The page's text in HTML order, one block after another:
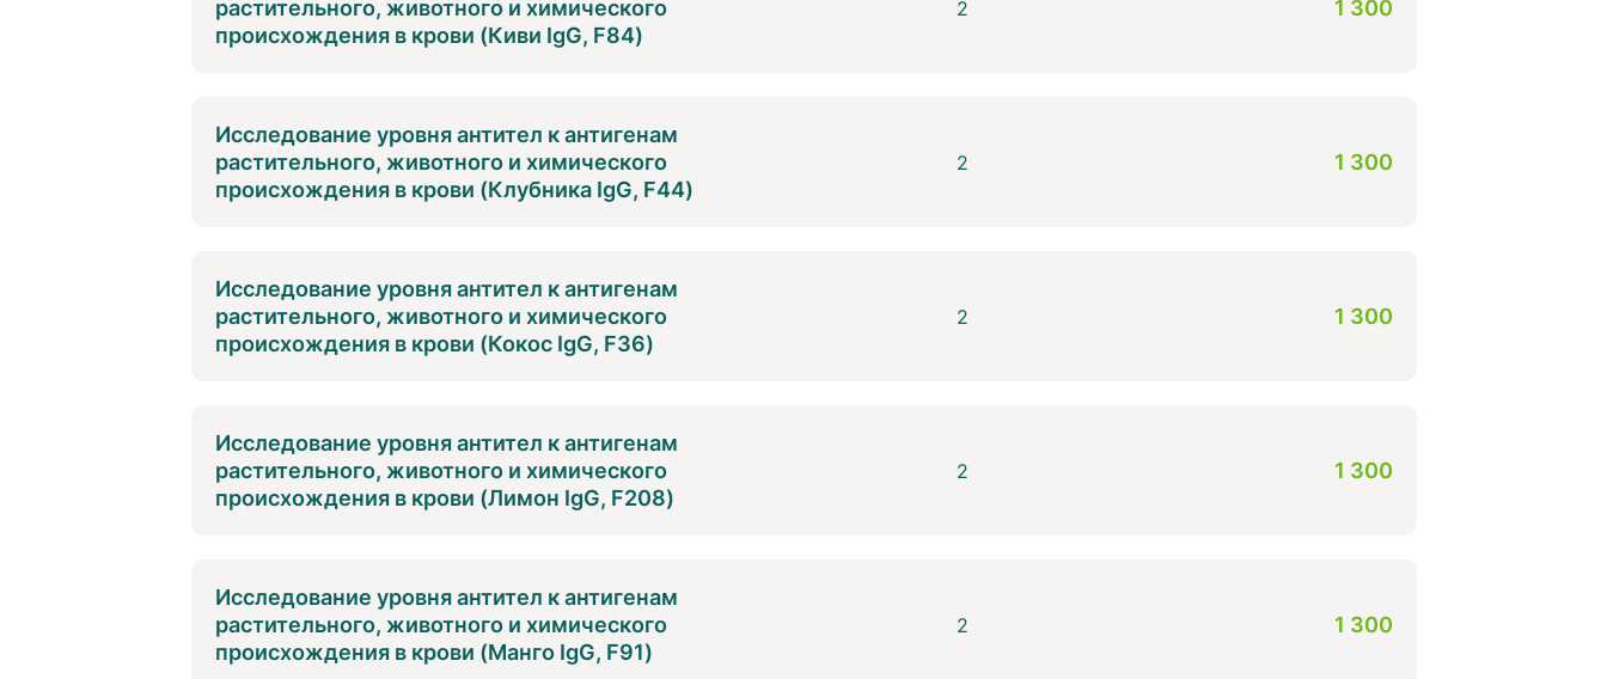
растительного, животного и химического
происхождения в крови (Киви IgG, F84)
2 1 300
Исследование уровня антител к антигенам
растительного, животного и химического
происхождения в крови (Клубника IgG, F44)
2 1 300
Исследование уровня антител к антигенам
растительного, животного и химического
происхождения в крови (Кокос IgG, F36)
2 1 300
Исследование уровня антител к антигенам
растительного, животного и химического
происхождения в крови (Лимон IgG, F208)
2 1 300
Исследование уровня антител к антигенам
растительного, животного и химического
происхождения в крови (Манго IgG, F91)
2 1 300